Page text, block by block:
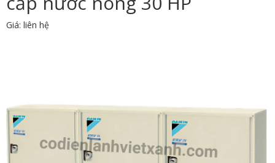
Giá: liên hệ